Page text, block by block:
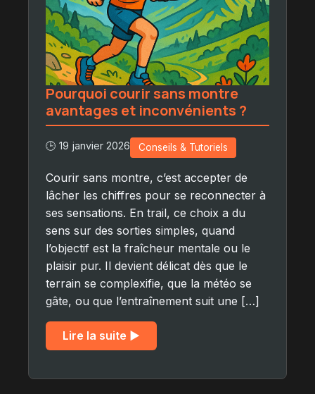
Pourquoi courir sans montre
avantages et inconvénients ?
🕒 19 janvier 2026 Conseils & Tutoriels
Courir sans montre, c’est accepter de
lâcher les chiffres pour se reconnecter à
ses sensations. En trail, ce choix a du
sens sur des sorties simples, quand
l’objectif est la fraîcheur mentale ou le
plaisir pur. Il devient délicat dès que le
terrain se complexifie, que la météo se
gâte, ou que l’entraînement suit une […]
Lire la suite ▶︎